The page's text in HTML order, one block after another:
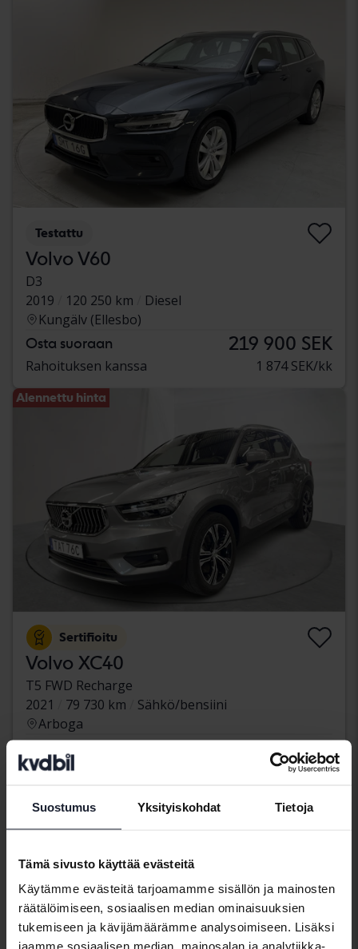
Suostumus Yksityiskohdat Tietoja
Tämä sivusto käyttää evästeitä
Käytämme evästeitä tarjoamamme sisällön ja mainosten
räätälöimiseen, sosiaalisen median ominaisuuksien
tukemiseen ja kävijämäärämme analysoimiseen. Lisäksi
jaamme sosiaalisen median, mainosalan ja analytiikka-
Testattu
Volvo V60
D3
2019
120 250 km
Diesel
Kungälv (Ellesbo)
Osta suoraan 219 900 SEK
Rahoituksen kanssa 1 874 SEK/kk
Alennettu hinta
Sertifioitu
Volvo XC40
T5 FWD Recharge
2021
79 730 km
Sähkö/bensiini
Arboga
322 900 SEK
325 900 SEK